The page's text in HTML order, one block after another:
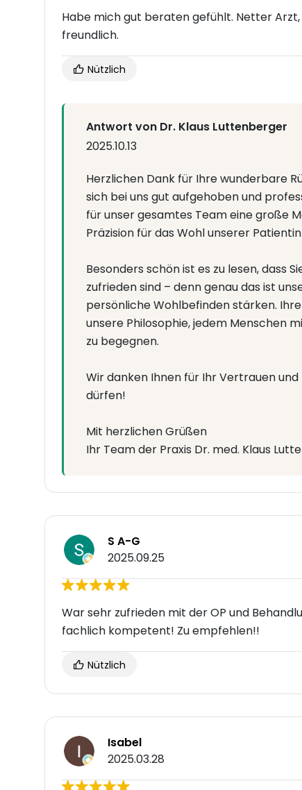
Habe mich gut beraten gefühlt. Netter
freundlich.
Nützlich
Antwort von Dr. Klaus Luttenberger
2025.10.13
Herzlichen Dank für Ihre wunderbare
sich bei uns gut aufgehoben und
für unser gesamtes Team eine große
Präzision für das Wohl unserer
Besonders schön ist es zu lesen, dass
zufrieden sind – denn genau das ist
persönliche Wohlbefinden stärken.
unsere Philosophie, jedem Menschen
zu begegnen.
Wir danken Ihnen für Ihr Vertrauen
dürfen!
Mit herzlichen Grüßen
Ihr Team der Praxis Dr. med. Klaus
S A-G
2025.09.25
War sehr zufrieden mit der OP und
fachlich kompetent! Zu empfehlen!!
Nützlich
Isabel
2025.03.28